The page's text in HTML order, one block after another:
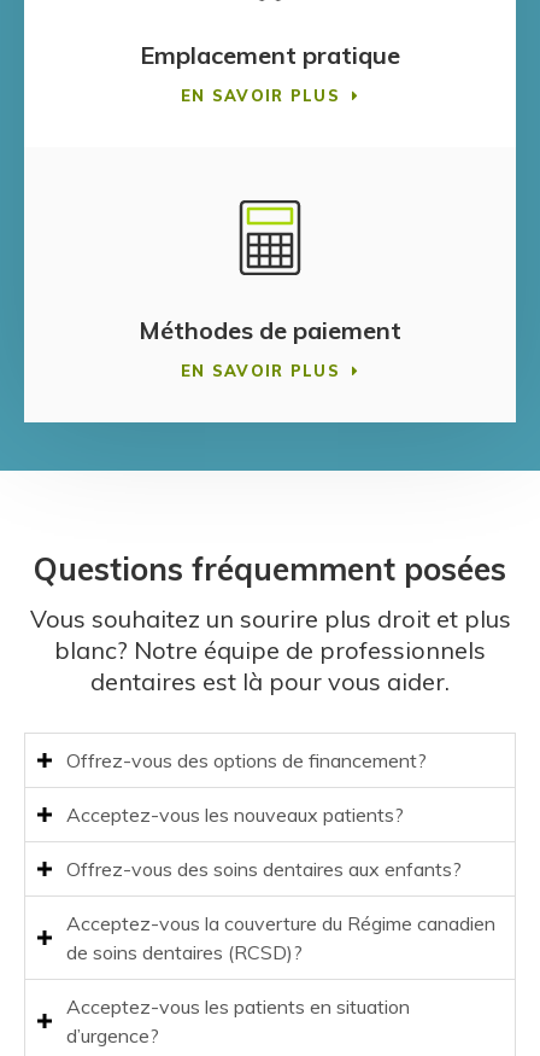
Emplacement pratique
EN SAVOIR PLUS
Méthodes de paiement
EN SAVOIR PLUS
Questions fréquemment posées
Vous souhaitez un sourire plus droit et plus
blanc? Notre équipe de professionnels
dentaires est là pour vous aider.
Offrez-vous des options de financement?
Acceptez-vous les nouveaux patients?
Offrez-vous des soins dentaires aux enfants?
Acceptez-vous la couverture du Régime canadien
de soins dentaires (RCSD)?
Acceptez-vous les patients en situation
d’urgence?